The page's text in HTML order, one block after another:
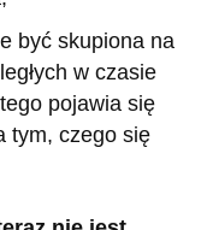
być skupiona na
w czasie
pojawia się
tym, czego się